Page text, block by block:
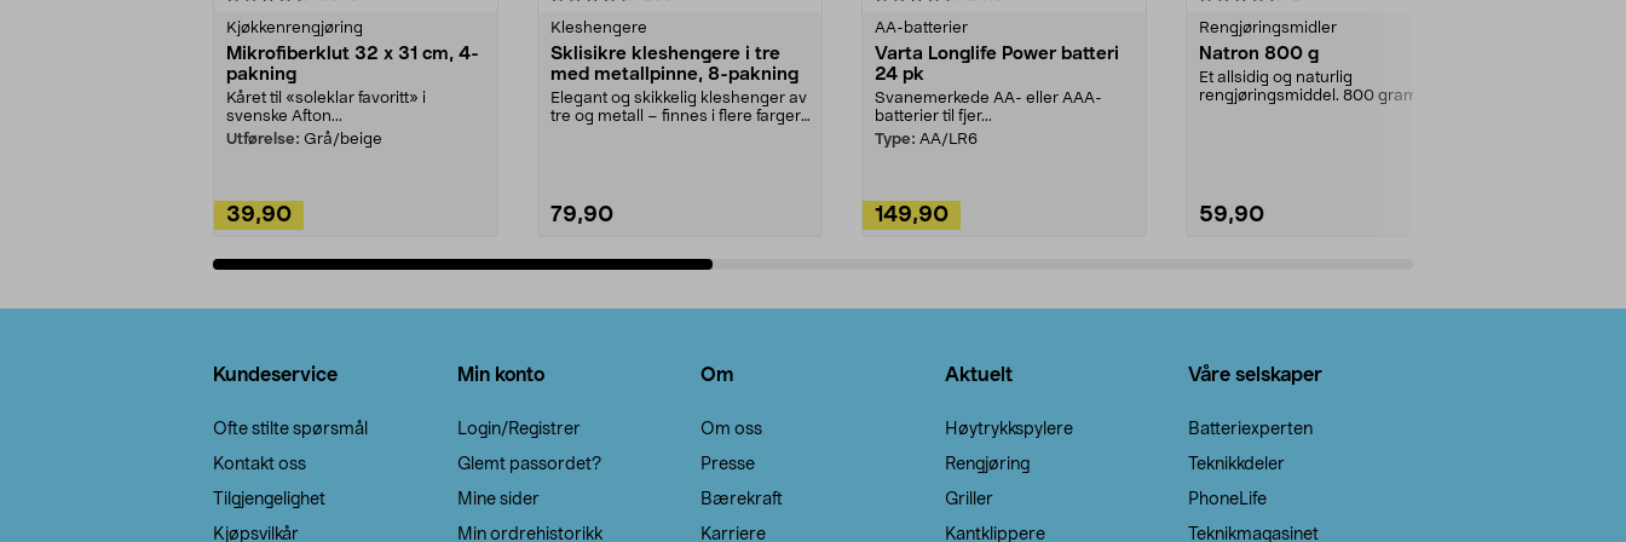
Kjøkkenrengjøring
Mikrofiberklut 32 x 31 cm, 4-
pakning
Kåret til «soleklar favoritt» i
svenske Afton...
Utførelse: Grå/beige
39,90
Kleshengere
Sklisikre kleshengere i tre
med metallpinne, 8-pakning
Elegant og skikkelig kleshenger av
tre og metall – finnes i flere farger.
79,90
AA-batterier
Varta Longlife Power batteri
24 pk
Svanemerkede AA- eller AAA-
batterier til fjer...
Type: AA/LR6
149,90
Rengjøringsmidler
Natron 800 g
Et allsidig og naturlig
rengjøringsmiddel. 800 gram
59,90
Kundeservice
Ofte stilte spørsmål
Kontakt oss
Tilgjengelighet
Kjøpsvilkår
Min konto
Login/Registrer
Glemt passordet?
Mine sider
Min ordrehistorikk
Om
Om oss
Presse
Bærekraft
Karriere
Aktuelt
Høytrykkspylere
Rengjøring
Griller
Kantklippere
Våre selskaper
Batteriexperten
Teknikkdeler
PhoneLife
Teknikmagasinet